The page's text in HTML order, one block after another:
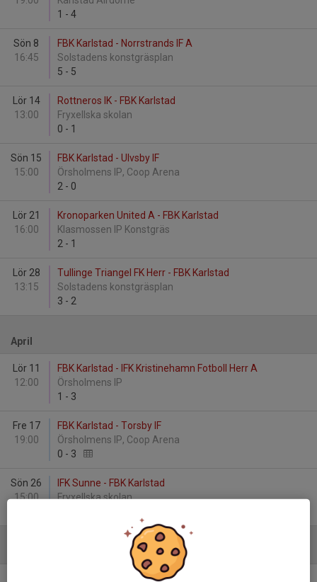
1 - 4
Sön 8
16:45
FBK Karlstad - Norrstrands IF A
Solstadens konstgräsplan
5 - 5
Lör 14
13:00
Rottneros IK - FBK Karlstad
Fryxellska skolan
0 - 1
Sön 15
15:00
FBK Karlstad - Ulvsby IF
Örsholmens IP, Coop Arena
2 - 0
Lör 21
16:00
Kronoparken United A - FBK Karlstad
Klasmossen IP Konstgräs
2 - 1
Lör 28
13:15
Tullinge Triangel FK Herr - FBK Karlstad
Solstadens konstgräsplan
3 - 2
April
Lör 11
12:00
FBK Karlstad - IFK Kristinehamn Fotboll Herr A
Örsholmens IP
1 - 3
Fre 17
19:00
FBK Karlstad - Torsby IF
Örsholmens IP, Coop Arena
0 - 3
Sön 26
15:00
IFK Sunne - FBK Karlstad
Fryxellska skolan
Ämterviks FF - FBK Karlstad